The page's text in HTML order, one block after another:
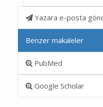
Yazara e-posta
Benzer makaleler
PubMed
Google Scholar